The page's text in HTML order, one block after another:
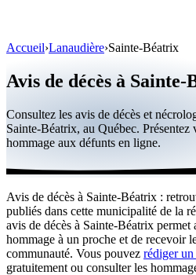
Personnalités publiques
Québec
Canada
International
Par région
Par ville
Maisons funéraires
Accueil›Lanaudière›Sainte-Béatrix
Avis de décès à
Consultez les avis de décès et
Sainte-Béatrix, au Québec. Présentez
hommage aux défunts en ligne.
Avis de décès à Sainte-Béatrix :
publiés dans cette municipalité de la
avis de décès à Sainte-Béatrix
hommage à un proche et de recevoir
communauté. Vous pouvez rédiger un
gratuitement ou consulter les